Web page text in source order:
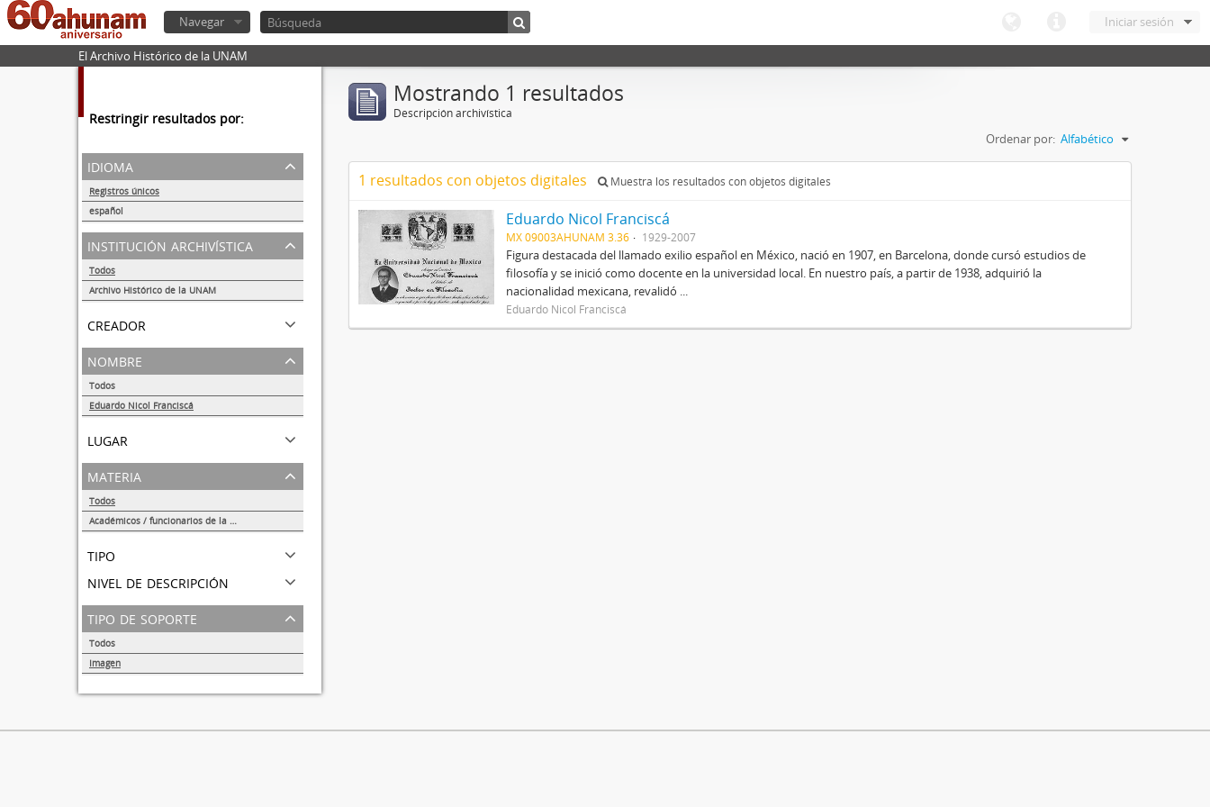
Iniciar sesión
Navegar
El Archivo Histórico de la UNAM
Restringir resultados por:
idioma
Registros únicos
español
1
institución archivística
Todos
Archivo Histórico de la UNAM
creador
nombre
Todos
Eduardo Nicol Franciscá
lugar
materia
Todos
Académicos / funcionarios de la Universidad
tipo
nivel de descripción
tipo de soporte
Todos
Imagen
Mostrando 1 resultados
Descripción archivística
Ordenar por: Alfabético
1 resultados con objetos digitales Muestra los resultados con objetos digitales
Eduardo Nicol Franciscá
MX 09003AHUNAM 3.36 1929-2007
Figura destacada del llamado exilio español en México, nació en 1907, en Barcelona, donde cursó estudios de
filosofía y se inició como docente en la universidad local. En nuestro país, a partir de 1938, adquirió la
nacionalidad mexicana, revalidó ...
Eduardo Nicol Franciscá